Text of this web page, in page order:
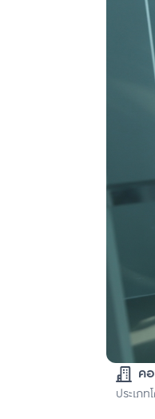
ค
ประเภท